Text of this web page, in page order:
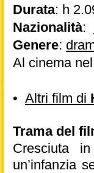
Durata: h
Nazionalità:
Genere:
Al cinema
• Altri film di
Trama del
Cresciuta
un’infanzia